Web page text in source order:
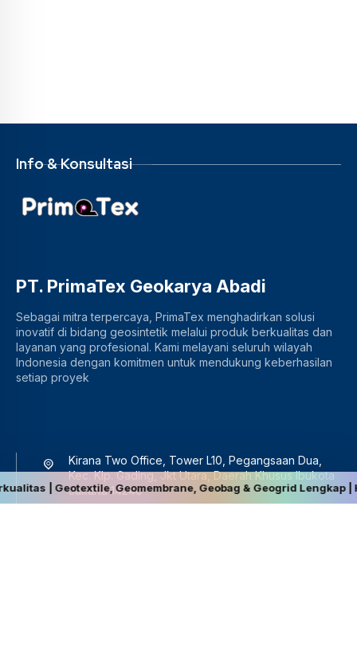
Info & Konsultasi
PT. PrimaTex Geokarya Abadi
Sebagai mitra terpercaya, PrimaTex menghadirkan solusi
inovatif di bidang geosintetik melalui produk berkualitas dan
layanan yang profesional. Kami melayani seluruh wilayah
Indonesia dengan komitmen untuk mendukung keberhasilan
setiap proyek
Kirana Two Office, Tower L10, Pegangsaan Dua,
Kec. Klp. Gading, Jkt Utara, Daerah Khusus Ibukota
Jakarta 14240
Geotextile, Geomembrane, Geobag & Geogrid Lengkap |